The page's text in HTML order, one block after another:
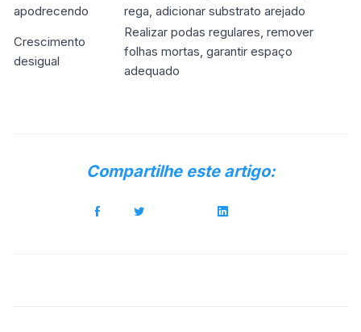
apodrecendo
rega, adicionar substrato arejado
Crescimento
desigual
Realizar podas regulares, remover
folhas mortas, garantir espaço
adequado
Compartilhe este artigo: